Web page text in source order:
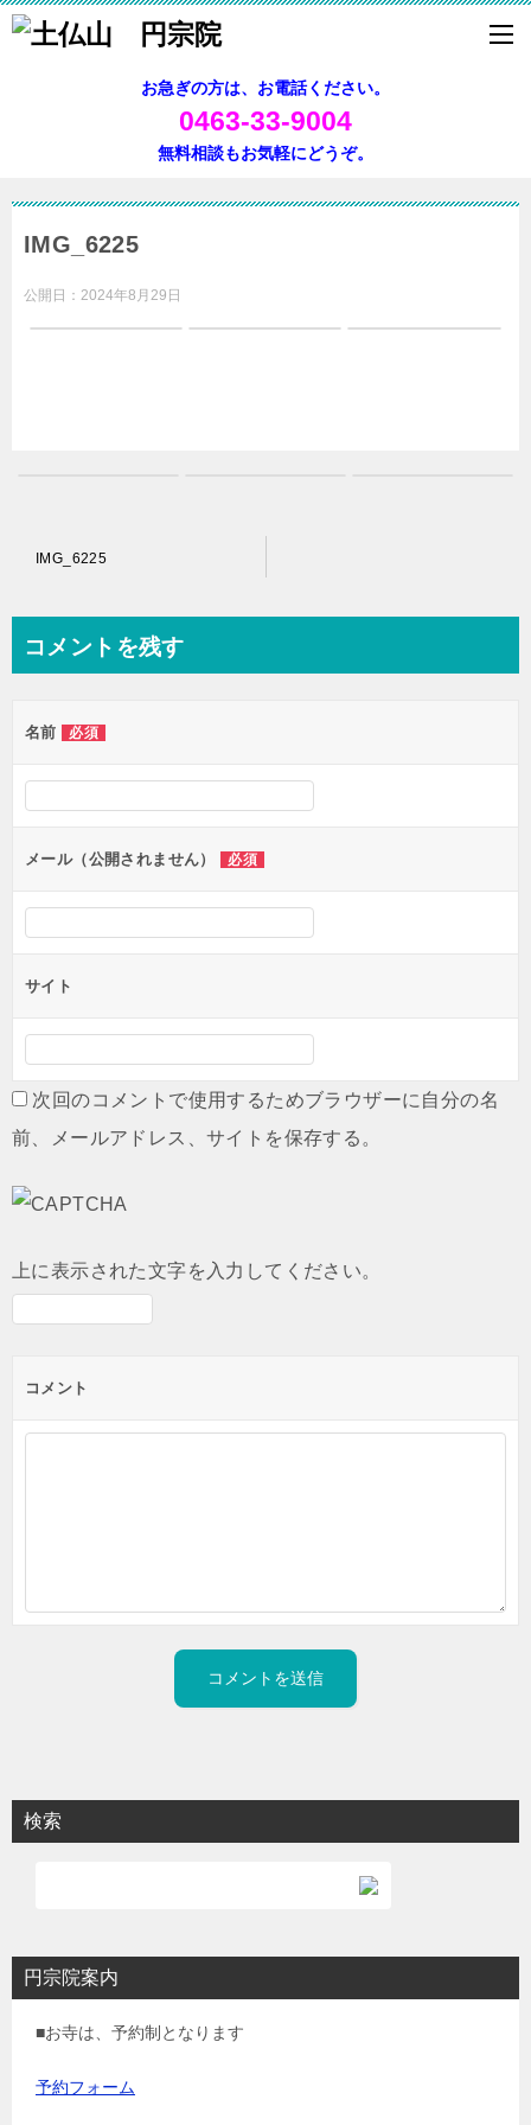
お急ぎの方は、お電話ください。
0463-33-9004
無料相談もお気軽にどうぞ。
IMG_6225
公開日： 2024年8月29日
ビ
ー
シ
ン
IMG_6225
コメントを残す
名前 必須
メール（公開されません） 必須
サイト
次回のコメントで使用するためブラウザーに自分の名
前、メールアドレス、サイトを保存する。
上に表示された文字を入力してください。
コメント
検索
円宗院案内
■お寺は、予約制となります
予約フォーム